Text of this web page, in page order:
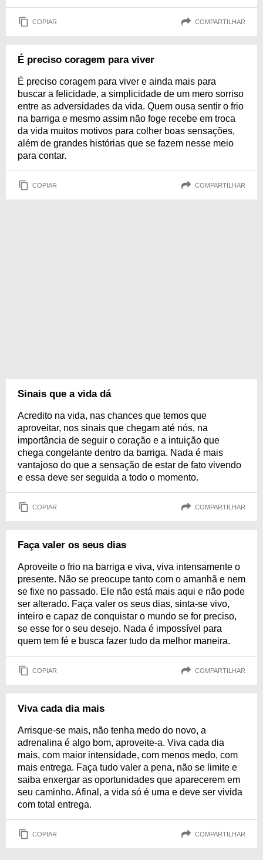
COPIAR COMPARTILHAR
É preciso coragem para viver
É preciso coragem para viver e ainda mais para
buscar a felicidade, a simplicidade de um mero sorriso
entre as adversidades da vida. Quem ousa sentir o frio
na barriga e mesmo assim não foge recebe em troca
da vida muitos motivos para colher boas sensações,
além de grandes histórias que se fazem nesse meio
para contar.
COPIAR COMPARTILHAR
Sinais que a vida dá
Acredito na vida, nas chances que temos que
aproveitar, nos sinais que chegam até nós, na
importância de seguir o coração e a intuição que
chega congelante dentro da barriga. Nada é mais
vantajoso do que a sensação de estar de fato vivendo
e essa deve ser seguida a todo o momento.
COPIAR COMPARTILHAR
Faça valer os seus dias
Aproveite o frio na barriga e viva, viva intensamente o
presente. Não se preocupe tanto com o amanhã e nem
se fixe no passado. Ele não está mais aqui e não pode
ser alterado. Faça valer os seus dias, sinta-se vivo,
inteiro e capaz de conquistar o mundo se for preciso,
se esse for o seu desejo. Nada é impossível para
quem tem fé e busca fazer tudo da melhor maneira.
COPIAR COMPARTILHAR
Viva cada dia mais
Arrisque-se mais, não tenha medo do novo, a
adrenalina é algo bom, aproveite-a. Viva cada dia
mais, com maior intensidade, com menos medo, com
mais entrega. Faça tudo valer a pena, não se limite e
saiba enxergar as oportunidades que aparecerem em
seu caminho. Afinal, a vida só é uma e deve ser vivida
com total entrega.
COPIAR COMPARTILHAR